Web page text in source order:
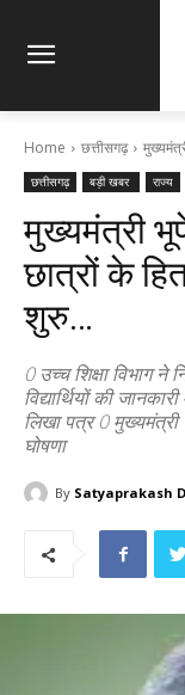
Home छत्तीसगढ़
छत्तीसगढ़ बड़ी खबर राज्य
मुख्यमंत्री
छात्रों के
शुरु…
0 उच्च शिक्षा विभाग
विद्यार्थियों की
लिखा पत्र 0
घोषणा
By Satyaprakash